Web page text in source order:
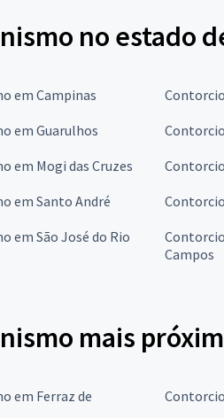
no estado
em Campinas
em Guarulhos
em Mogi das Cruzes
em Santo André
em São José do Rio
Campos
mais
em Ferraz de